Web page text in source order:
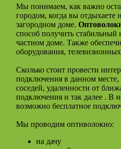
Мы понимаем, как важно
городом, когда вы отдыхаете
загородном доме.
способ получить
частном доме. Также
оборудования,
Сколько стоит провести
подключения в данном
соседей, удаленности от
подключения и так далее . В
возможно бесплатное
Мы проводим оптиволокно:
на дачу